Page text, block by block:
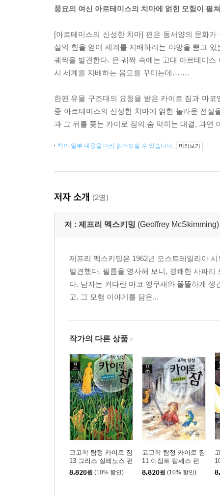
풍요의 여신 아르테미스의 치마에 얽힌 모험이 펼
[아르테미스의 신성한 치마] 편은 동서양의 문화
설의 힘을 얻어 세계를 지배하려는 야망을 뿜고
궤짝을 발견한다. 은 궤짝 속에는 고대 아르테미
시 세계를 지배하는 음모를 꾸미는데…….
한편 유물 구조대의 요청을 받은 카이로 짐과 마
중 아르테미스의 신성한 치마에 얽힌 놀라운 전
과 그 뒤를 쫓는 카이로 짐의 숨 막히는 대결, 과연
책의 일부 내용을 미리 읽어보실 수 있습니다. 미리보기
저자 소개 (2명)
저 : 제프리 멕스키밍 (Geoffrey McSkimming)
제프리 맥스키밍은 1962년 오스트레일리아
발견했다. 필름을 영사해 보니, 경쾌한 사파
다. 남자는 커다란 마코 앵쿠새와 똘똘하게
고, 그 모험 이야기를 담은...
작가의 다른 상품
고고학 탐정 카이로 짐
13 그리스 실레노스 편
8,820원 (10% 할인)
고고학 탐정 카이로 짐
11 이집트 람세스 편
8,820원 (10% 할인)